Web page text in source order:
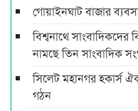
গোয়াইনঘাট বাজার
বিশ্বনাথে
নামছে তিন সাংবাদিক
সিলেট মহানগর হকার্স
গঠন